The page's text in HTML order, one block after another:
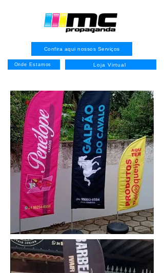
Confira aqui nossos Serviços
Onde Estamos Loja Virtual